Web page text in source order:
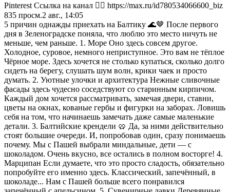
Pinterest Ссылка на канал 👇🏻 https://max.ru/id780534066600_biz
835 просм.2 авг., 14:05
5 причин однажды приехать на Балтику 🌊🤎 После первого
дня в Зеленоградске поняла, что люблю это место ничуть не
меньше, чем раньше. 1. Море Оно здесь совсем другое.
Холодное, суровое, немного неприступное. Это вам не тёплое
Чёрное море. Здесь хочется не столько купаться, сколько долго
сидеть на берегу, слушать шум волн, крики чаек и просто
думать. 2. Уютные улочки и архитектура Нежные сливочные
фасады здесь чудесно соседствуют со старинным кирпичом.
Каждый дом хочется рассматривать, замечая двери, ставни,
цветы на окнах, кованые гербы и фигурки на заборах. Ловишь
себя на том, что начинаешь замечать даже самые маленькие
детали. 3. Балтийские крендели 🥨 Да, за ними действительно
стоят большие очереди. И, попробовав один, сразу понимаешь
почему. Мы с Пашей выбрали миндальные, дети — с
шоколадом. Очень вкусно, все остались в полном восторге! 4.
Марципан Если думаете, что это просто сладость, обязательно
попробуйте его именно здесь. Классический, запечённый, в
шоколаде... Нам с Пашей больше всего понравился